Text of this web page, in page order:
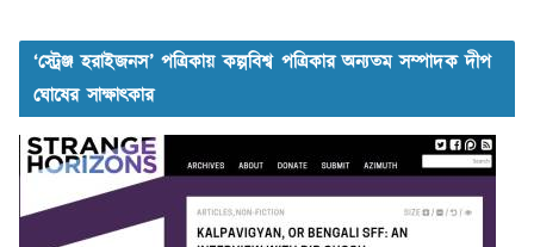
‘স্ট্রেঞ্জ হরাইজনস’ পত্রিকায় কল্পবিশ্ব পত্রিকার অন্যতম সম্পাদক দীপ
ঘোষের সাক্ষাৎকার